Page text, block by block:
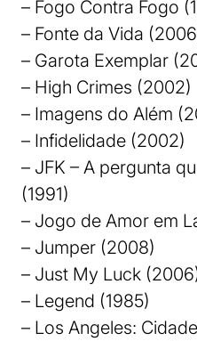
– Fogo Contra Fogo
– Fonte da Vida
– Garota Exemplar
– High Crimes (2002)
– Imagens do Além
– Infidelidade (2002)
– JFK – A pergunta
(1991)
– Jogo de Amor em
– Jumper (2008)
– Just My Luck
– Legend (1985)
– Los Angeles: